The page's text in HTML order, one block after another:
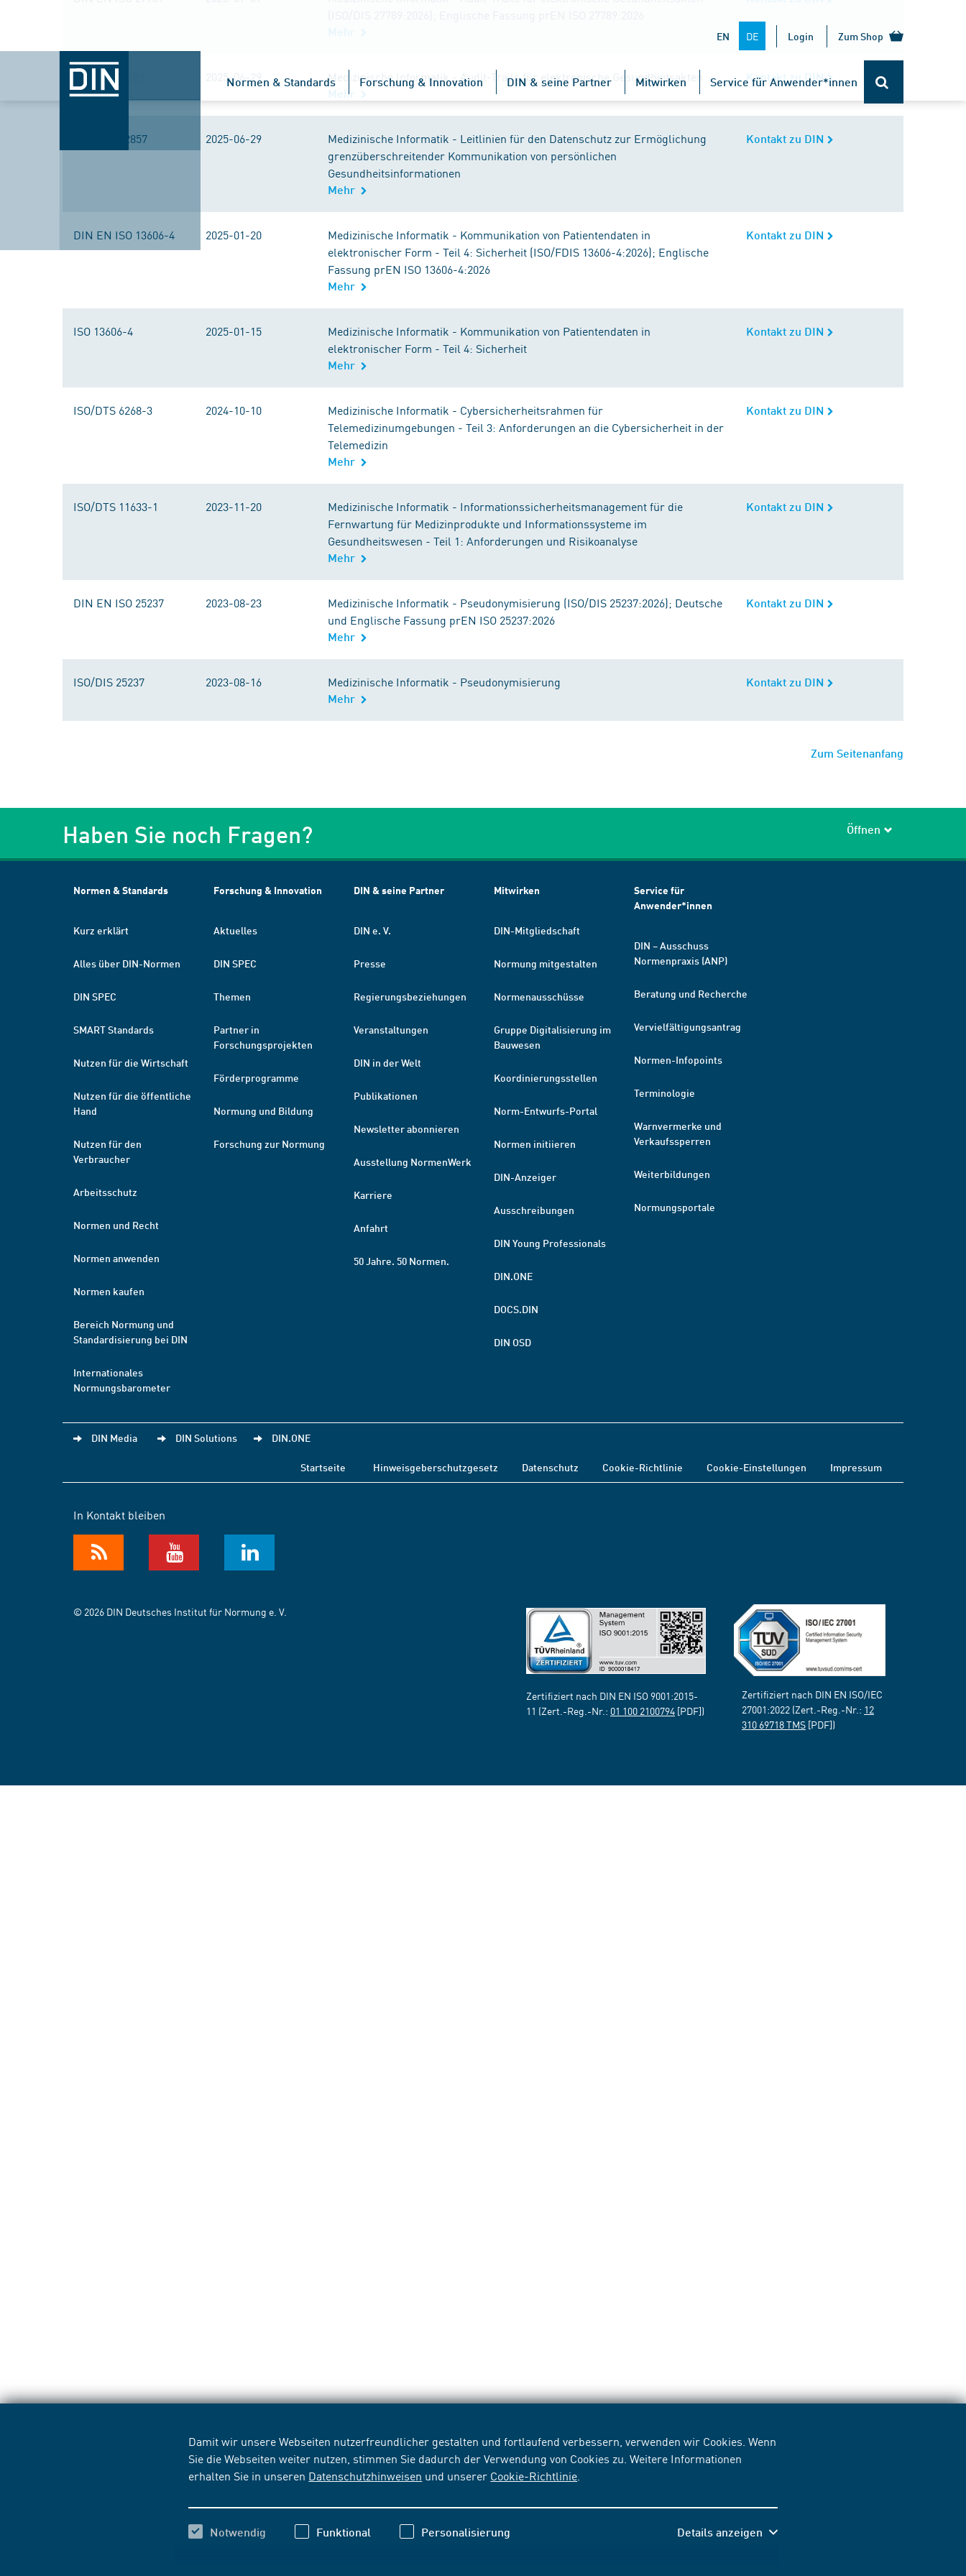
Damit wir unsere Webseiten nutzerfreundlicher gestalten und fortlaufend verbessern, verwenden wir Cookies. Wenn
Sie die Webseiten weiter nutzen, stimmen Sie dadurch der Verwendung von Cookies zu. Weitere Informationen
erhalten Sie in unseren Datenschutzhinweisen und unserer Cookie-Richtlinie
Notwendig Funktional Personalisierung Details anzeigen
EN DE Login Zum Shop
Normen & Standards Forschung & Innovation DIN & seine Partner Mitwirken Service für Anwender*innen
ISO/DIS 27789 2025-06-29 Medizinische Informatik - Audit-Trails für elektronische Gesundheitsakten
Mehr
Kontakt zu DIN
ISO/AWI 22857 2025-06-29
Medizinische Informatik - Leitlinien für den Datenschutz zur Ermöglichung
grenzüberschreitender Kommunikation von persönlichen
Gesundheitsinformationen
Mehr
Kontakt zu DIN
DIN EN ISO 13606-4 2025-01-20
Medizinische Informatik - Kommunikation von Patientendaten in
elektronischer Form - Teil 4: Sicherheit (ISO/FDIS 13606-4:2026); Englische
Fassung prEN ISO 13606-4:2026
Mehr
Kontakt zu DIN
ISO 13606-4 2025-01-15
Medizinische Informatik - Kommunikation von Patientendaten in
elektronischer Form - Teil 4: Sicherheit
Mehr
Kontakt zu DIN
ISO/DTS 6268-3 2024-10-10
Medizinische Informatik - Cybersicherheitsrahmen für
Telemedizinumgebungen - Teil 3: Anforderungen an die Cybersicherheit in der
Telemedizin
Mehr
Kontakt zu DIN
ISO/DTS 11633-1 2023-11-20
Medizinische Informatik - Informationssicherheitsmanagement für die
Fernwartung für Medizinprodukte und Informationssysteme im
Gesundheitswesen - Teil 1: Anforderungen und Risikoanalyse
Mehr
Kontakt zu DIN
DIN EN ISO 25237 2023-08-23
Medizinische Informatik - Pseudonymisierung (ISO/DIS 25237:2026); Deutsche
und Englische Fassung prEN ISO 25237:2026
Mehr
Kontakt zu DIN
ISO/DIS 25237 2023-08-16 Medizinische Informatik - Pseudonymisierung
Mehr
Kontakt zu DIN
Zum Seitenanfang
Haben Sie noch Fragen? Öffnen
Normen & Standards
Kurz erklärt
Alles über DIN-Normen
DIN SPEC
SMART Standards
Nutzen für die Wirtschaft
Nutzen für die öffentliche
Hand
Nutzen für den
Verbraucher
Arbeitsschutz
Normen und Recht
Normen anwenden
Normen kaufen
Bereich Normung und
Standardisierung bei DIN
Internationales
Normungsbarometer
Forschung & Innovation
Aktuelles
DIN SPEC
Themen
Partner in
Forschungsprojekten
Förderprogramme
Normung und Bildung
Forschung zur Normung
DIN & seine Partner
DIN e. V.
Presse
Regierungsbeziehungen
Veranstaltungen
DIN in der Welt
Publikationen
Newsletter abonnieren
Ausstellung NormenWerk
Karriere
Anfahrt
50 Jahre. 50 Normen.
Mitwirken
DIN-Mitgliedschaft
Normung mitgestalten
Normenausschüsse
Gruppe Digitalisierung im
Bauwesen
Koordinierungsstellen
Norm-Entwurfs-Portal
Normen initiieren
DIN-Anzeiger
Ausschreibungen
DIN Young Professionals
DIN.ONE
DOCS.DIN
DIN OSD
Service für
Anwender*innen
DIN – Ausschuss
Normenpraxis (ANP)
Beratung und Recherche
Vervielfältigungsantrag
Normen-Infopoints
Terminologie
Warnvermerke und
Verkaufssperren
Weiterbildungen
Normungsportale
DIN Media DIN Solutions DIN.ONE
Startseite Hinweisgeberschutzgesetz Datenschutz Cookie-Richtlinie Cookie-Einstellungen Impressum
In Kontakt bleiben
© 2026 DIN Deutsches Institut für Normung e. V.
Zertifiziert nach DIN EN ISO 9001:2015-
11 (Zert.-Reg.-Nr.: 01 100 2100794 [PDF])
Zertifiziert nach DIN EN ISO/IEC
27001:2022 (Zert.-Reg.-Nr.: 12
310 69718 TMS [PDF])